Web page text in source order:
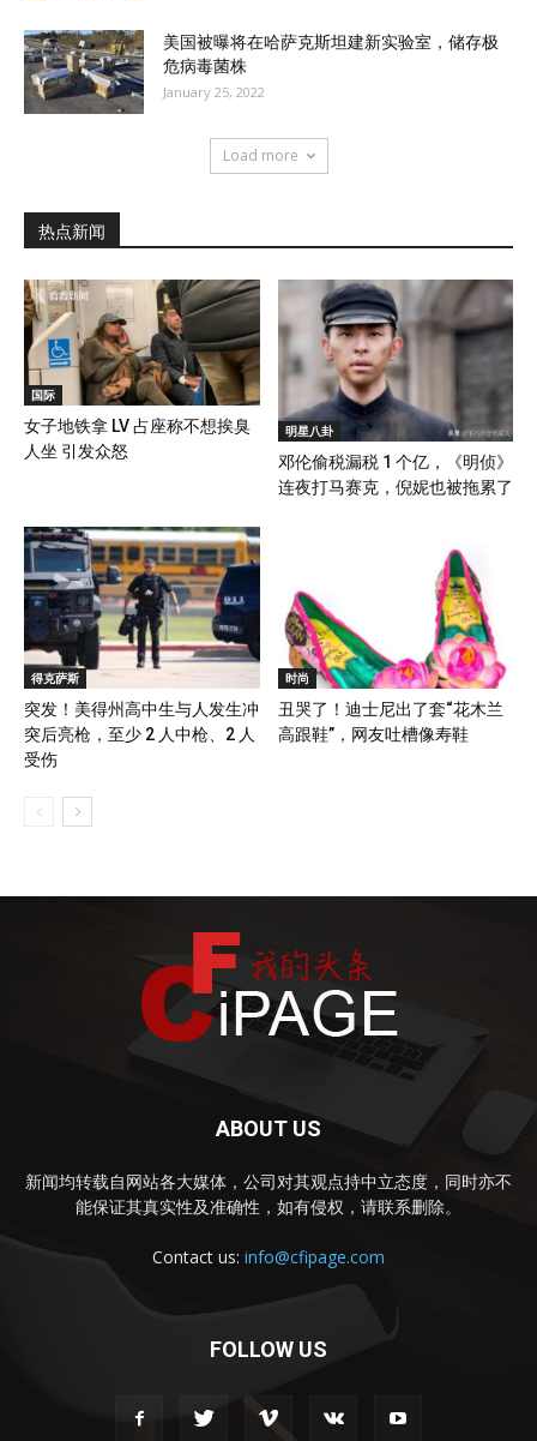
美国被曝将在哈萨克斯坦建新实验室，储存极
危病毒菌株
January 25, 2022
Load more
热点新闻
国际
女子地铁拿 LV 占座称不想挨臭
人坐 引发众怒
明星八卦
邓伦偷税漏税 1 个亿，《明侦》
连夜打马赛克，倪妮也被拖累了
得克萨斯
突发！美得州高中生与人发生冲
突后亮枪，至少 2 人中枪、2 人
受伤
时尚
丑哭了！迪士尼出了套“花木兰
高跟鞋”，网友吐槽像寿鞋
ABOUT US
新闻均转载自网站各大媒体，公司对其观点持中立态度，同时亦不
能保证其真实性及准确性，如有侵权，请联系删除。
Contact us: info@cfipage.com
FOLLOW US